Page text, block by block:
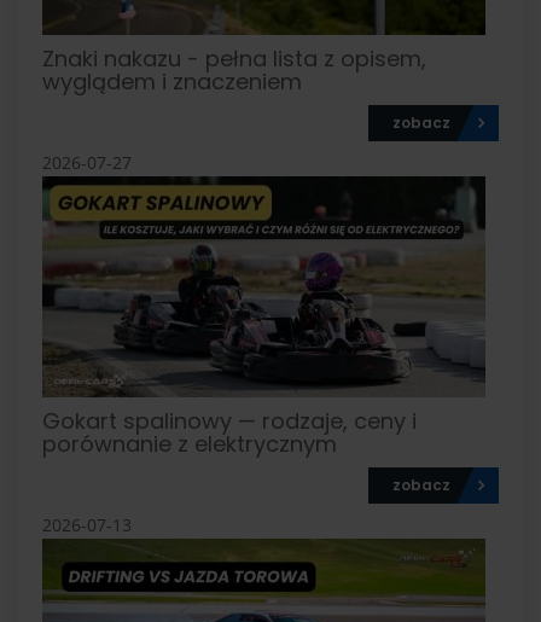
Znaki nakazu - pełna lista z opisem,
wyglądem i znaczeniem
zobacz
2026-07-27
Gokart spalinowy — rodzaje, ceny i
porównanie z elektrycznym
zobacz
2026-07-13